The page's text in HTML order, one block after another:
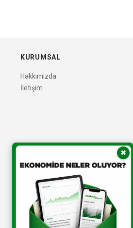
KURUMSAL
Hakkımızda
İletişim
Katılım bankaları nasıl kâr elde eder?
Kira Sertifikası (Sukuk) nedir, nasıl
Katılım, Ziraat - Vakıf Katılım kira
Faiz hassasiyeti olanlar tercih
✖